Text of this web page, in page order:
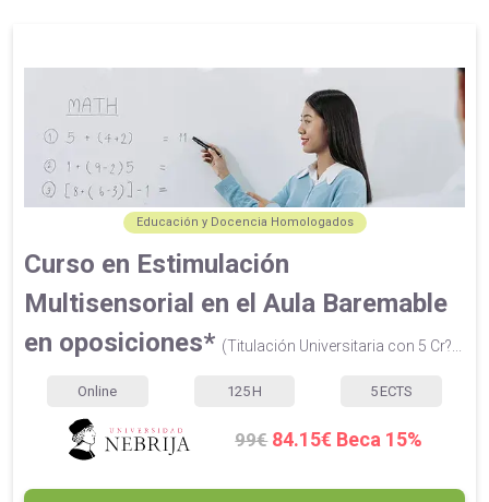
Educación y Docencia Homologados
Curso en Estimulación
Multisensorial en el Aula Baremable
en oposiciones* (Titulación Universitaria con 5 Cr?...
Online 125 H 5 ECTS
99€ 84.15€ Beca 15%